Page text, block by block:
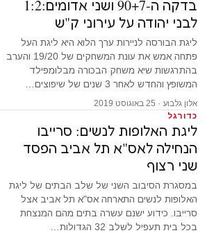
בדקה ה-90+7 ושני אדומים:1:2
לבני יהודה על עירוני ק"ש
ליגת הבורסה לניירות ערך הלוא היא ליגת העל
פתחה אמש את עונת המשחקים של 19/20 והערב
בהתרגשות שיא משחק הבכורה מבלומפילד
המשופץ והחדש לאחר 3 שנים של שיפוצים…
אלון גלבוע · 25 באוגוסט 2019
כדורגל
ליגת האלופות לנשים: סרייבו
הנחילה לאס"א תל אביב הפסד
שני רצוף
במסגרת הסיבוב השני של שלב הבתים של ליגת
האלופות לנשים התארחה אס"א תל אביב אצל
סרייבו. כידוע ישנם עשרה בתים מהם המנצחת
בכל בית תעפיל לשלב 32 הגדולות…